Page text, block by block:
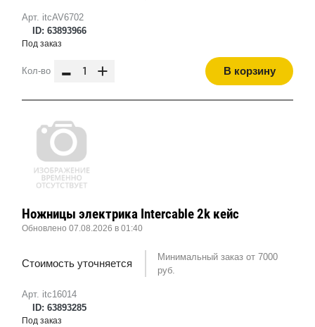
Арт. itcAV6702
ID: 63893966
Под заказ
Кол-во - + В корзину
Арт. itc16014
ID: 63893285
Ножницы электрика Intercable 2k кейс
Обновлено 07.08.2026 в 01:40
Стоимость уточняется
Минимальный заказ от 7000
руб.
Под заказ